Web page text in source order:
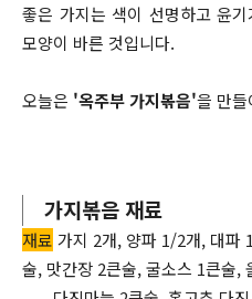
좋은 가지는 색이 선명하고 윤
모양이 바른 것입니다.
오늘은 '옥주부 가지볶음'을 만
가지볶음 재료
재료 가지 2개, 양파 1/2개, 대파
술, 맛간장 2큰술, 굴소스 1큰술,